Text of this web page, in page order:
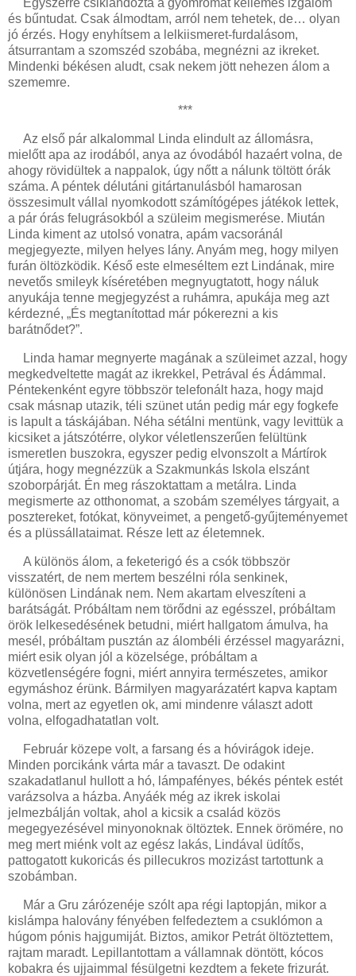
és bűntudat. Csak álmodtam, arról nem tehetek, de… olyan
jó érzés. Hogy enyhítsem a lelkiismeret-furdalásom,
átsurrantam a szomszéd szobába, megnézni az ikreket.
Mindenki békésen aludt, csak nekem jött nehezen álom a
szememre.
***
Az első pár alkalommal Linda elindult az állomásra,
mielőtt apa az irodából, anya az óvodából hazaért volna, de
ahogy rövidültek a nappalok, úgy nőtt a nálunk töltött órák
száma. A péntek délutáni gitártanulásból hamarosan
összesimult vállal nyomkodott számítógépes játékok lettek,
a pár órás felugrásokból a szüleim megismerése. Miután
Linda kiment az utolsó vonatra, apám vacsoránál
megjegyezte, milyen helyes lány. Anyám meg, hogy milyen
furán öltözködik. Késő este elmeséltem ezt Lindának, mire
nevetős smileyk kíséretében megnyugtatott, hogy náluk
anyukája tenne megjegyzést a ruhámra, apukája meg azt
kérdezné, „És megtanítottad már pókerezni a kis
barátnődet?”.
Linda hamar megnyerte magának a szüleimet azzal, hogy
megkedveltette magát az ikrekkel, Petrával és Ádámmal.
Péntekenként egyre többször telefonált haza, hogy majd
csak másnap utazik, téli szünet után pedig már egy fogkefe
is lapult a táskájában. Néha sétálni mentünk, vagy levittük a
kicsiket a játszótérre, olykor véletlenszerűen felültünk
ismeretlen buszokra, egyszer pedig elvonszolt a Mártírok
útjára, hogy megnézzük a Szakmunkás Iskola elszánt
szoborpárját. Én meg rászoktattam a metálra. Linda
megismerte az otthonomat, a szobám személyes tárgyait, a
posztereket, fotókat, könyveimet, a pengető-gyűjteményemet
és a plüssállataimat. Része lett az életemnek.
A különös álom, a feketerigó és a csók többször
visszatért, de nem mertem beszélni róla senkinek,
különösen Lindának nem. Nem akartam elveszíteni a
barátságát. Próbáltam nem törődni az egésszel, próbáltam
örök lelkesedésének betudni, miért hallgatom ámulva, ha
mesél, próbáltam pusztán az álombéli érzéssel magyarázni,
miért esik olyan jól a közelsége, próbáltam a
közvetlenségére fogni, miért annyira természetes, amikor
egymáshoz érünk. Bármilyen magyarázatért kapva kaptam
volna, mert az egyetlen ok, ami mindenre választ adott
volna, elfogadhatatlan volt.
Február közepe volt, a farsang és a hóvirágok ideje.
Minden porcikánk várta már a tavaszt. De odakint
szakadatlanul hullott a hó, lámpafényes, békés péntek estét
varázsolva a házba. Anyáék még az ikrek iskolai
jelmezbálján voltak, ahol a kicsik a család közös
megegyezésével minyonoknak öltöztek. Ennek örömére, no
meg mert miénk volt az egész lakás, Lindával üdítős,
pattogatott kukoricás és pillecukros mozizást tartottunk a
szobámban.
Már a Gru zárózenéje szólt apa régi laptopján, mikor a
kislámpa halovány fényében felfedeztem a csuklómon a
húgom pónis hajgumiját. Biztos, amikor Petrát öltöztettem,
rajtam maradt. Lepillantottam a vállamnak döntött, kócos
kobakra és ujjaimmal fésülgetni kezdtem a fekete frizurát.